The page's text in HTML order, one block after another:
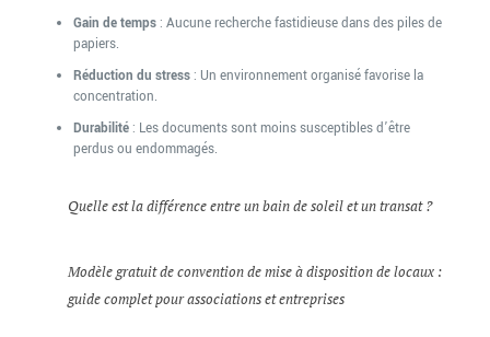
Gain de temps: Aucune recherche fastidieuse dans des piles de
papiers.
Réduction du stress: Un environnement organisé favorise la
concentration.
Durabilité: Les documents sont moins susceptibles d’être
perdus ou endommagés.
Quelle est la différence entre un bain de soleil et un transat ?
Modèle gratuit de convention de mise à disposition de locaux :
guide complet pour associations et entreprises